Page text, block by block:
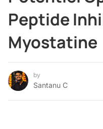
Peptide
Myostatine
by
Santanu C